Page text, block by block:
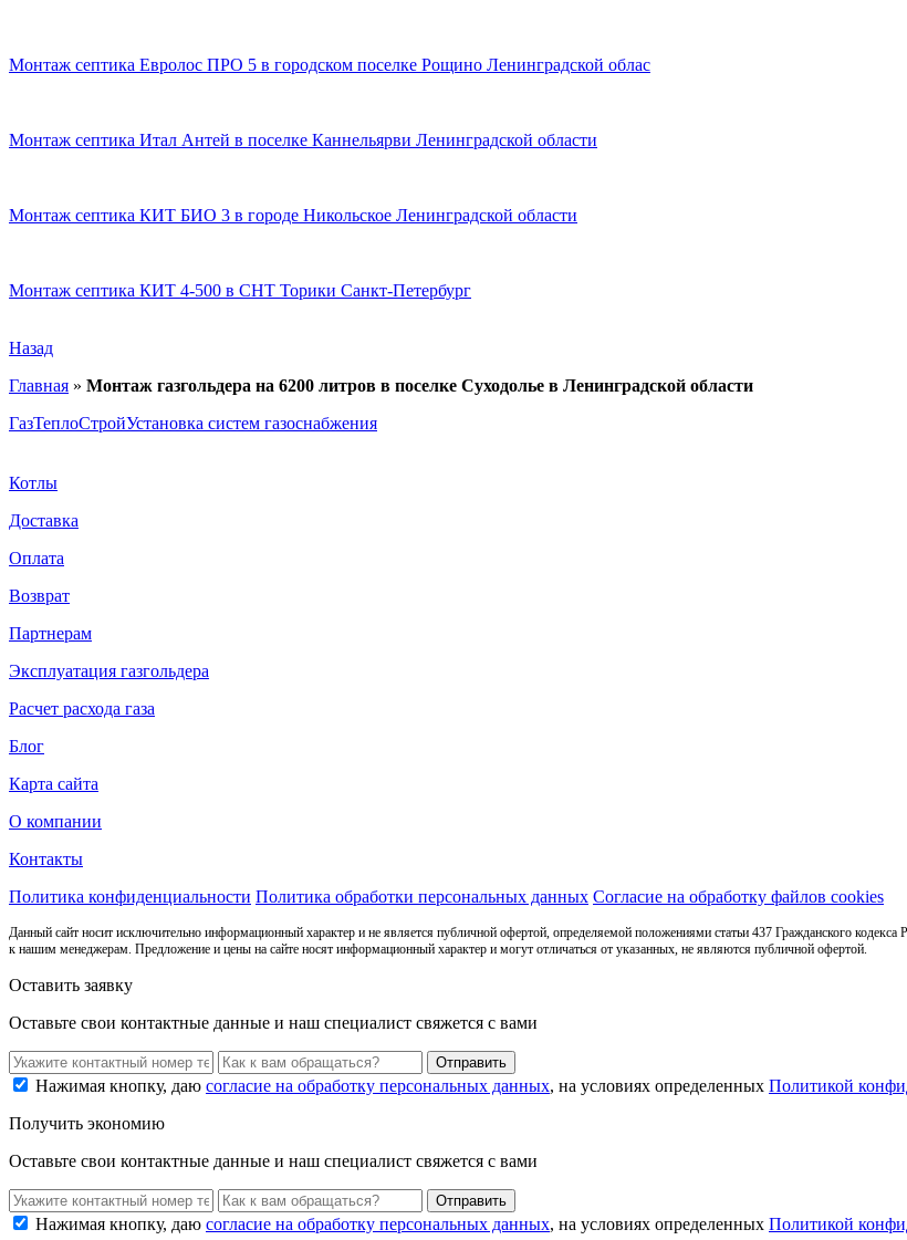
Монтаж септика Евролос ПРО 5 в городском поселке Рощино Ленинградской облас
Монтаж септика Итал Антей в поселке Каннельярви Ленинградской области
Монтаж септика КИТ БИО 3 в городе Никольское Ленинградской области
Монтаж септика КИТ 4-500 в СНТ Торики Санкт-Петербург
Назад
Главная » Монтаж газгольдера на 6200 литров в поселке Суходолье в Ленинградской области
ГазТеплоСтройУстановка систем газоснабжения
Котлы
Доставка
Оплата
Возврат
Партнерам
Эксплуатация газгольдера
Расчет расхода газа
Блог
Карта сайта
О компании
Контакты
Политика конфиденциальности Политика обработки персональных данных Согласие на обработку файлов cookies
Данный сайт носит исключительно информационный характер и не является публичной офертой, определяемой положениями статьи 437 Гражданского
к нашим менеджерам. Предложение и цены на сайте носят информационный характер и могут отличаться от указанных, не являются публичной офертой.
Оставить заявку
Оставьте свои контактные данные и наш специалист свяжется с вами
Нажимая кнопку, даю согласие на обработку персональных данных, на условиях определенных Политикой
Получить экономию
Оставьте свои контактные данные и наш специалист свяжется с вами
Нажимая кнопку, даю согласие на обработку персональных данных, на условиях определенных Политикой